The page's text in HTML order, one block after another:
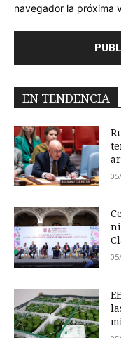
navegador la próxima
EN TENDENCIA